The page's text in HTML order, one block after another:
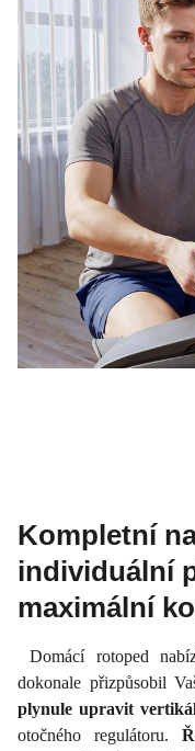
Kompletní
individuální
maximální
Domácí rotoped
dokonale přizpůsobil
plynule upravit
otočného regulátoru.